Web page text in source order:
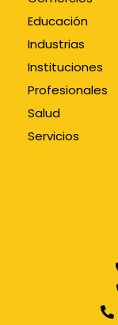
Educación
Industrias
Instituciones
Profesionales
Salud
Servicios